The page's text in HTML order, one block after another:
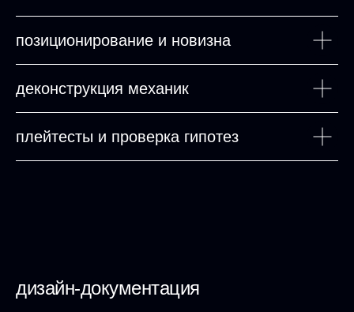
позиционирование и новизна
деконструкция механик
плейтесты и проверка гипотез
дизайн-документация